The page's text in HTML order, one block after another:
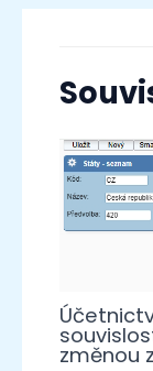
změnou